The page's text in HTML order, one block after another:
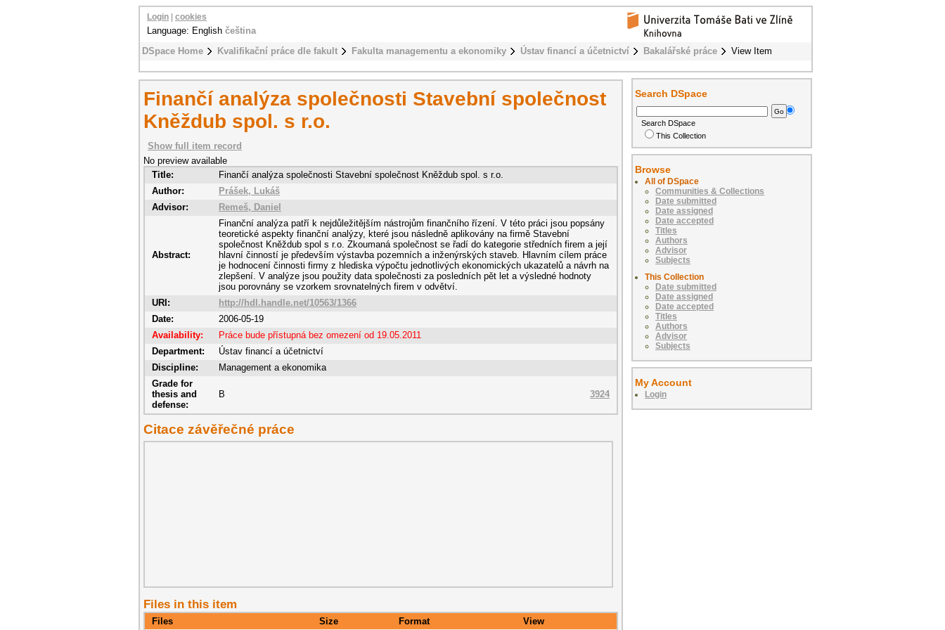
DSpace Home Kvalifikační práce dle fakult Fakulta managementu a ekonomiky Ústav financí a účetnictví Bakalářské práce View Item
Login cookies
Language: English čeština
Finančí analýza společnosti Stavební společnost
Kněždub spol. s r.o.
Show full item record
No preview available
Title:
Finančí analýza společnosti Stavební společnost Kněždub spol. s r.o.
Author:
Prášek, Lukáš
Advisor:
Remeš, Daniel
Abstract:
Finanční analýza patří k nejdůležitějším nástrojům finančního řízení. V této práci jsou popsány
teoretické aspekty finanční analýzy, které jsou následně aplikovány na firmě Stavební
společnost Kněždub spol s r.o. Zkoumaná společnost se řadí do kategorie středních firem a její
hlavní činností je především výstavba pozemních a inženýrských staveb. Hlavním cílem práce
je hodnocení činnosti firmy z hlediska výpočtu jednotlivých ekonomických ukazatelů a návrh na
zlepšení. V analýze jsou použity data společnosti za posledních pět let a výsledné hodnoty
jsou porovnány se vzorkem srovnatelných firem v odvětví.
URI:
http://hdl.handle.net/10563/1366
Date:
2006-05-19
Availability:
Práce bude přístupná bez omezení od 19.05.2011
Department:
Ústav financí a účetnictví
Discipline:
Management a ekonomika
Grade for
thesis and
defense:
B 3924
Citace závěřečné práce
Files in this item
Files Size Format View
Search DSpace
Search DSpace
This Collection
Browse
All of DSpace
Communities & Collections
Date submitted
Date assigned
Date accepted
Titles
Authors
Advisor
Subjects
This Collection
Date submitted
Date assigned
Date accepted
Titles
Authors
Advisor
Subjects
My Account
Login